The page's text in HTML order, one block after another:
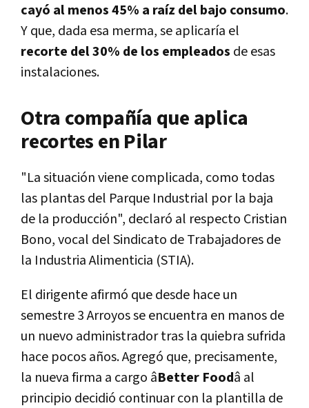
cayó al menos 45% a raíz del bajo consumo.
Y que, dada esa merma, se aplicaría el
recorte del 30% de los empleados de esas
instalaciones.
Otra compañía que aplica
recortes en Pilar
"La situación viene complicada, como todas
las plantas del Parque Industrial por la baja
de la producción", declaró al respecto Cristian
Bono, vocal del Sindicato de Trabajadores de
la Industria Alimenticia (STIA).
El dirigente afirmó que desde hace un
semestre 3 Arroyos se encuentra en manos de
un nuevo administrador tras la quiebra sufrida
hace pocos años. Agregó que, precisamente,
la nueva firma a cargo âBetter Foodâ al
principio decidió continuar con la plantilla de